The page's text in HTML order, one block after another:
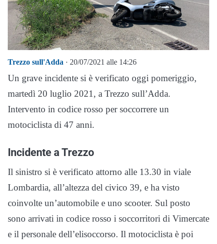
Trezzo sull'Adda · 20/07/2021 alle 14:26
Un grave incidente si è verificato oggi pomeriggio,
martedì 20 luglio 2021, a Trezzo sull’Adda.
Intervento in codice rosso per soccorrere un
motociclista di 47 anni.
Incidente a Trezzo
Il sinistro si è verificato attorno alle 13.30 in viale
Lombardia, all’altezza del civico 39, e ha visto
coinvolte un’automobile e uno scooter. Sul posto
sono arrivati in codice rosso i soccorritori di Vimercate
e il personale dell’elisoccorso. Il motociclista è poi